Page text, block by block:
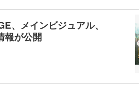
、メインビジュアル、
報が公開